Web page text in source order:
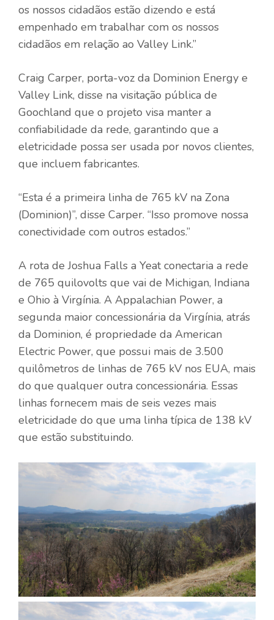
os nossos cidadãos estão dizendo e está
empenhado em trabalhar com os nossos
cidadãos em relação ao Valley Link.”
Craig Carper, porta-voz da Dominion Energy e
Valley Link, disse na visitação pública de
Goochland que o projeto visa manter a
confiabilidade da rede, garantindo que a
eletricidade possa ser usada por novos clientes,
que incluem fabricantes.
“Esta é a primeira linha de 765 kV na Zona
(Dominion)”, disse Carper. “Isso promove nossa
conectividade com outros estados.”
A rota de Joshua Falls a Yeat conectaria a rede
de 765 quilovolts que vai de Michigan, Indiana
e Ohio à Virgínia. A Appalachian Power, a
segunda maior concessionária da Virgínia, atrás
da Dominion, é propriedade da American
Electric Power, que possui mais de 3.500
quilômetros de linhas de 765 kV nos EUA, mais
do que qualquer outra concessionária. Essas
linhas fornecem mais de seis vezes mais
eletricidade do que uma linha típica de 138 kV
que estão substituindo.